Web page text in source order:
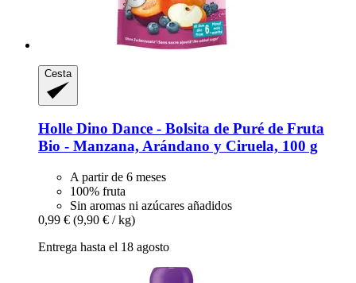
Cesta
Holle Dino Dance -​ Bolsita de Puré de Fruta
Bio -​ Manzana, Arándano y Ciruela, 100 g
A partir de 6 meses
100% fruta
Sin aromas ni azúcares añadidos
0,99 € (9,90 € / kg)
Entrega hasta el 18 agosto